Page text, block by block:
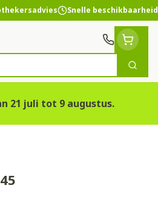
Snelle beschikbaarheid
Zoek
21 juli tot 9 augustus.